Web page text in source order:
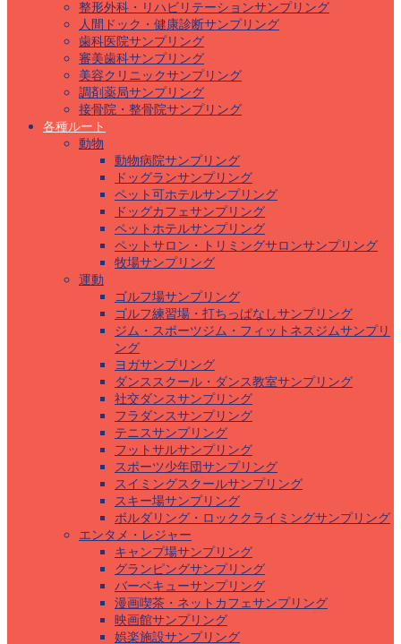
整形外科・リハビリテーションサンプリング
人間ドック・健康診断サンプリング
歯科医院サンプリング
審美歯科サンプリング
美容クリニックサンプリング
調剤薬局サンプリング
接骨院・整骨院サンプリング
各種ルート
動物
動物病院サンプリング
ドッグランサンプリング
ペット可ホテルサンプリング
ドッグカフェサンプリング
ペットホテルサンプリング
ペットサロン・トリミングサロンサンプリング
牧場サンプリング
運動
ゴルフ場サンプリング
ゴルフ練習場・打ちっぱなしサンプリング
ジム・スポーツジム・フィットネスジムサンプリ
ング
ヨガサンプリング
ダンススクール・ダンス教室サンプリング
社交ダンスサンプリング
フラダンスサンプリング
テニスサンプリング
フットサルサンプリング
スポーツ少年団サンプリング
スイミングスクールサンプリング
スキー場サンプリング
ボルダリング・ロッククライミングサンプリング
エンタメ・レジャー
キャンプ場サンプリング
グランピングサンプリング
バーベキューサンプリング
漫画喫茶・ネットカフェサンプリング
映画館サンプリング
娯楽施設サンプリング